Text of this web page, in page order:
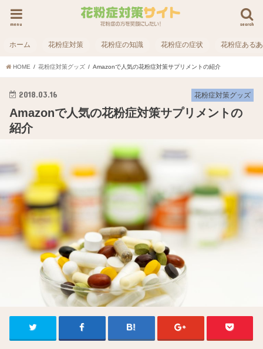
search
menu
ホーム 花粉症対策 花粉症の知識 花粉症の症状 花粉症ある
HOME 花粉症対策グッズ Amazonで人気の花粉症対策サプリメントの紹介
花粉症対策グッズ
2018.03.16
Amazonで人気の花粉症対策サプリメントの
紹介